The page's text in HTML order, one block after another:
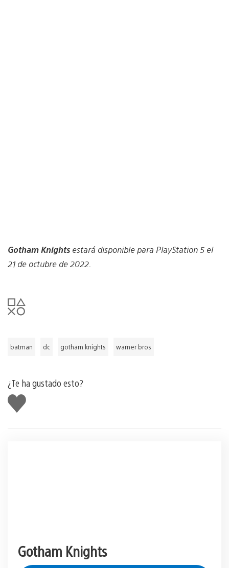
Gotham Knights estará disponible para PlayStation 5 el
21 de octubre de 2022.
batman dc gotham knights warner bros
¿Te ha gustado esto?
Me
gusta
esto
Gotham Knights